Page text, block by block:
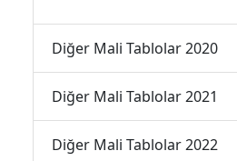
Diğer Mali Tablolar 2020
Diğer Mali Tablolar 2021
Diğer Mali Tablolar 2022